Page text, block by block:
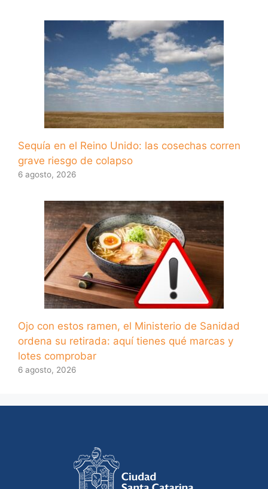
Sequía en el Reino Unido: las cosechas corren
grave riesgo de colapso
6 agosto, 2026
Ojo con estos ramen, el Ministerio de Sanidad
ordena su retirada: aquí tienes qué marcas y
lotes comprobar
6 agosto, 2026